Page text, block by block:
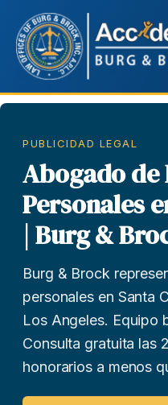
PUBLICIDAD LEGAL
Abogado de
Personales
| Burg &
Burg & Brock
personales en Santa
Los Angeles. Equipo
Consulta gratuita las
honorarios a menos